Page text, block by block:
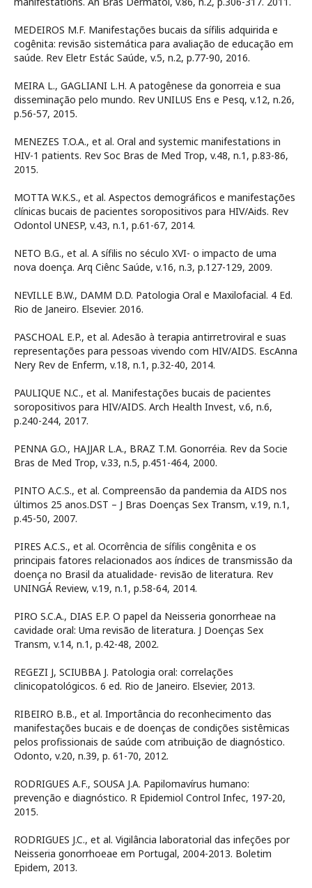
MEDEIROS M.F. Manifestações bucais da sífilis adquirida e
cogênita: revisão sistemática para avaliação de educação em
saúde. Rev Eletr Estác Saúde, v.5, n.2, p.77-90, 2016.
MEIRA L., GAGLIANI L.H. A patogênese da gonorreia e sua
disseminação pelo mundo. Rev UNILUS Ens e Pesq, v.12, n.26,
p.56-57, 2015.
MENEZES T.O.A., et al. Oral and systemic manifestations in
HIV-1 patients. Rev Soc Bras de Med Trop, v.48, n.1, p.83-86,
2015.
MOTTA W.K.S., et al. Aspectos demográficos e manifestações
clínicas bucais de pacientes soropositivos para HIV/Aids. Rev
Odontol UNESP, v.43, n.1, p.61-67, 2014.
NETO B.G., et al. A sífilis no século XVI- o impacto de uma
nova doença. Arq Ciênc Saúde, v.16, n.3, p.127-129, 2009.
NEVILLE B.W., DAMM D.D. Patologia Oral e Maxilofacial. 4 Ed.
Rio de Janeiro. Elsevier. 2016.
PASCHOAL E.P., et al. Adesão à terapia antirretroviral e suas
representações para pessoas vivendo com HIV/AIDS. EscAnna
Nery Rev de Enferm, v.18, n.1, p.32-40, 2014.
PAULIQUE N.C., et al. Manifestações bucais de pacientes
soropositivos para HIV/AIDS. Arch Health Invest, v.6, n.6,
p.240-244, 2017.
PENNA G.O., HAJJAR L.A., BRAZ T.M. Gonorréia. Rev da Socie
Bras de Med Trop, v.33, n.5, p.451-464, 2000.
PINTO A.C.S., et al. Compreensão da pandemia da AIDS nos
últimos 25 anos.DST – J Bras Doenças Sex Transm, v.19, n.1,
p.45-50, 2007.
PIRES A.C.S., et al. Ocorrência de sífilis congênita e os
principais fatores relacionados aos índices de transmissão da
doença no Brasil da atualidade- revisão de literatura. Rev
UNINGÁ Review, v.19, n.1, p.58-64, 2014.
PIRO S.C.A., DIAS E.P. O papel da Neisseria gonorrheae na
cavidade oral: Uma revisão de literatura. J Doenças Sex
Transm, v.14, n.1, p.42-48, 2002.
REGEZI J, SCIUBBA J. Patologia oral: correlações
clinicopatológicos. 6 ed. Rio de Janeiro. Elsevier, 2013.
RIBEIRO B.B., et al. Importância do reconhecimento das
manifestações bucais e de doenças de condições sistêmicas
pelos profissionais de saúde com atribuição de diagnóstico.
Odonto, v.20, n.39, p. 61-70, 2012.
RODRIGUES A.F., SOUSA J.A. Papilomavírus humano:
prevenção e diagnóstico. R Epidemiol Control Infec, 197-20,
2015.
RODRIGUES J.C., et al. Vigilância laboratorial das infeções por
Neisseria gonorrhoeae em Portugal, 2004-2013. Boletim
Epidem, 2013.